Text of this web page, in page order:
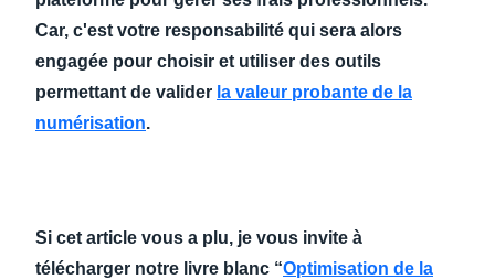
Car, c'est votre responsabilité qui sera alors
engagée pour choisir et utiliser des outils
permettant de valider la valeur probante de la
numérisation.
Si cet article vous a plu, je vous invite à
télécharger notre livre blanc “Optimisation de la